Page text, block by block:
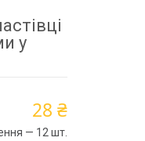
у
28 ₴
— 12 шт.